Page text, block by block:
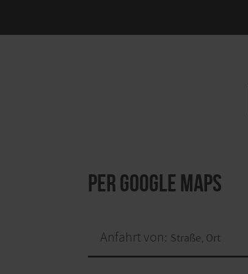
per Google Maps
Anfahrt von: